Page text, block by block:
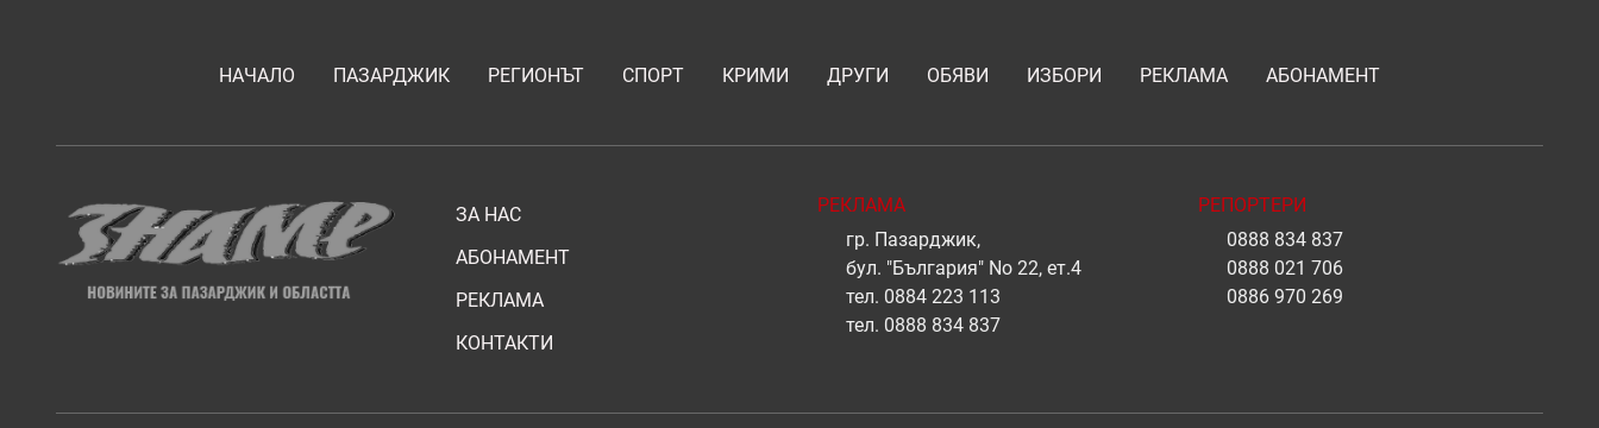
НАЧАЛО ПАЗАРДЖИК РЕГИОНЪТ СПОРТ КРИМИ ДРУГИ ОБЯВИ ИЗБОРИ РЕКЛАМА АБОНАМЕНТ
ЗА НАС
АБОНАМЕНТ
РЕКЛАМА
КОНТАКТИ
РЕКЛАМА
гр. Пазарджик,
бул. "България" No 22, ет.4
тел. 0884 223 113
тел. 0888 834 837
РЕПОРТЕРИ
0888 834 837
0888 021 706
0886 970 269